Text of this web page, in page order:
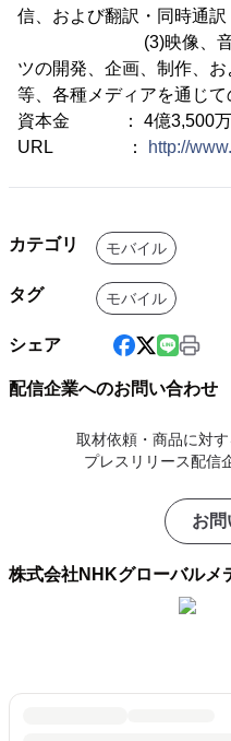
信、および翻訳・同時通訳
(3)映像、音声、デ
ツの開発、企画、制作、
等、各種メディアを通じ
資本金 ： 4億3,500万
URL ：
http://
カテゴリ モバイル
タグ モバイル
シェア
配信企業へのお問い合わせ
取材依頼・商品に対す
プレスリリース配信
お問
株式会社NHKグローバルメ